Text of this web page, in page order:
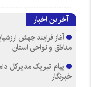
آخرین اخبار
آغاز فرایند جهش
مناطق و نواحی استان
پیام تبریک مدیرکل
خبرنگار